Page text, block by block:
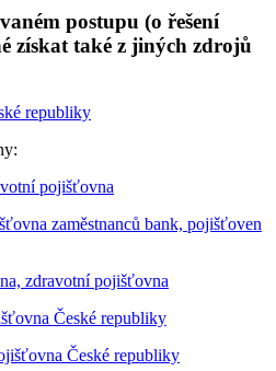
postupu (o řešení
získat také z jiných zdrojů
republiky
pojišťovna
zaměstnanců bank, pojišťoven
zdravotní pojišťovna
České republiky
České republiky